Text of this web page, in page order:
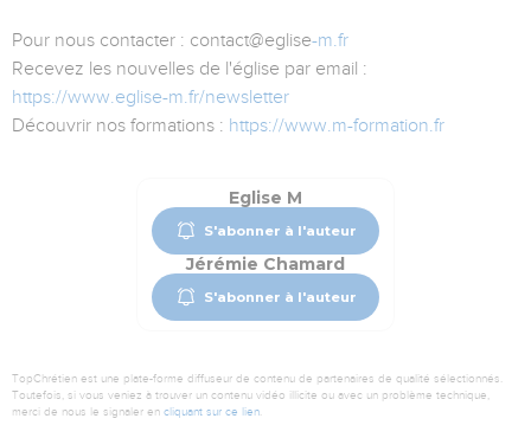
Pour nous contacter : contact@eglise-m.fr
Recevez les nouvelles de l'église par email :
https://www.eglise-m.fr/newsletter
Découvrir nos formations : https://www.m-formation.fr
Eglise M
S'abonner à l'auteur
Jérémie Chamard
S'abonner à l'auteur
TopChrétien est une plate-forme diffuseur de contenu de partenaires de qualité sélectionnés.
Toutefois, si vous veniez à trouver un contenu vidéo illicite ou avec un problème technique,
merci de nous le signaler en cliquant sur ce lien.